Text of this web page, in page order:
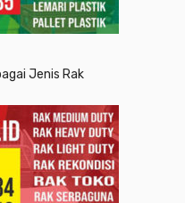
Jenis Rak